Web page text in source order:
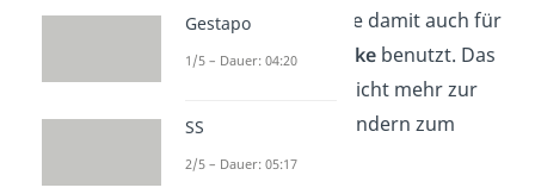
Landwirtschaft wurde damit auch für
wirtschaftliche Zweckebenutzt. Das
bedeutet, es wurde nicht mehr zur
Selbstversorgung, sondern zum
Verkaufangebaut.
Gestapo
1/5 – Dauer: 04:20
SS
2/5 – Dauer: 05:17